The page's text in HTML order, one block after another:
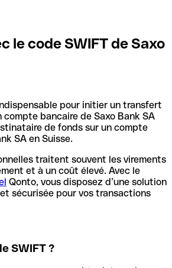
le code SWIFT de Saxo
pour initier un transfert
bancaire de Saxo Bank SA
de fonds sur un compte
SA en Suisse.
traitent souvent les virements
et à un coût élevé. Avec le
Qonto, vous disposez d’une solution
sécurisée pour vos transactions
SWIFT ?